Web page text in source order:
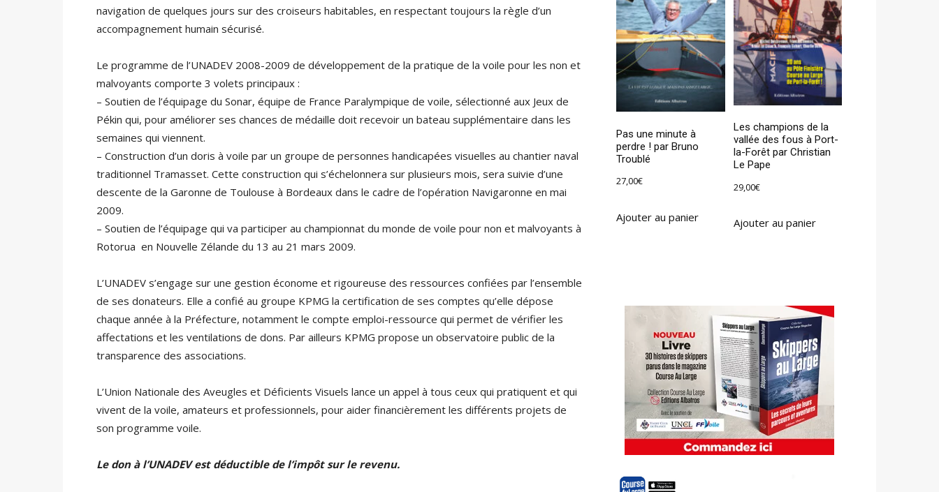
navigation de quelques jours sur des croiseurs habitables, en respectant toujours la règle d’un
accompagnement humain sécurisé.
Le programme de l’UNADEV 2008-2009 de développement de la pratique de la voile pour les non et
malvoyants comporte 3 volets principaux :
– Soutien de l’équipage du Sonar, équipe de France Paralympique de voile, sélectionné aux Jeux de
Pékin qui, pour améliorer ses chances de médaille doit recevoir un bateau supplémentaire dans les
semaines qui viennent.
– Construction d’un doris à voile par un groupe de personnes handicapées visuelles au chantier naval
traditionnel Tramasset. Cette construction qui s’échelonnera sur plusieurs mois, sera suivie d’une
descente de la Garonne de Toulouse à Bordeaux dans le cadre de l’opération Navigaronne en mai
2009.
– Soutien de l’équipage qui va participer au championnat du monde de voile pour non et malvoyants à
Rotorua en Nouvelle Zélande du 13 au 21 mars 2009.
L’UNADEV s’engage sur une gestion économe et rigoureuse des ressources confiées par l’ensemble
de ses donateurs. Elle a confié au groupe KPMG la certification de ses comptes qu’elle dépose
chaque année à la Préfecture, notamment le compte emploi-ressource qui permet de vérifier les
affectations et les ventilations de dons. Par ailleurs KPMG propose un observatoire public de la
transparence des associations.
L’Union Nationale des Aveugles et Déficients Visuels lance un appel à tous ceux qui pratiquent et qui
vivent de la voile, amateurs et professionnels, pour aider financièrement les différents projets de
son programme voile.
Le don à l’UNADEV est déductible de l’impôt sur le revenu.
Pas une minute à
perdre ! par Bruno
Troublé
27,00€
Ajouter au panier
Les champions de la
vallée des fous à Port-
la-Forêt par Christian
Le Pape
29,00€
Ajouter au panier